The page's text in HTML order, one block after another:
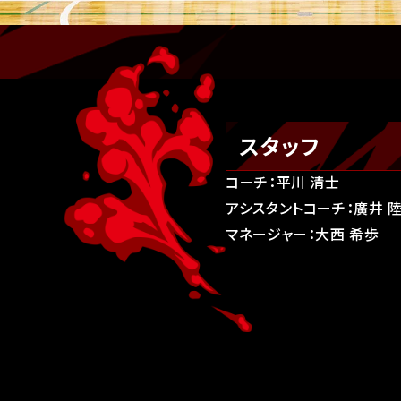
スタッフ
コーチ：平川 清士
アシスタントコーチ：廣井
マネージャー：大西 希歩